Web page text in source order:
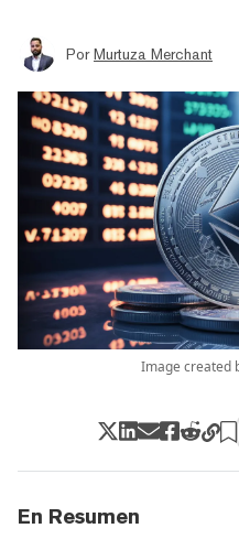
Por Murtuza Merchant
Image created
En Resumen